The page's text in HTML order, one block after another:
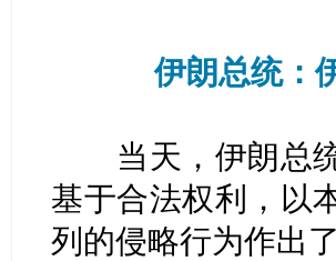
伊朗总统：
当天，伊朗总统
基于合法权利，以
列的侵略行为作出